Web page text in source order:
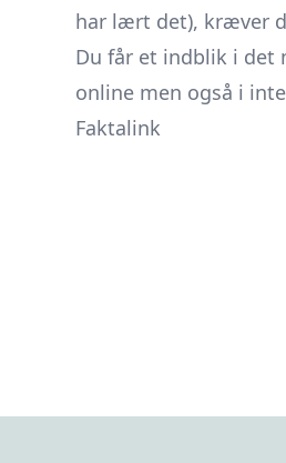
har lært det), kræver
Du får et indblik i det
online men også i
Faktalink